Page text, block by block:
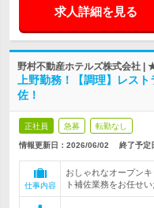
求人詳細を見る
野村不動産ホテルズ株式会社 |
上野勤務！【調理】レス
佐！
正社員 急募 転勤なし
情報更新日：2026/06/02 終了予定
仕事内容
おしゃれなオープン
ト補佐業務をお任せい